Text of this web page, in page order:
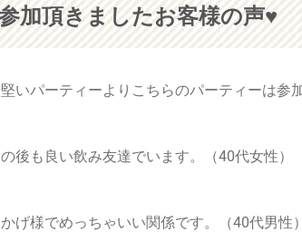
加頂きましたお客様の声♥
パーティーよりこちらのパーティーは参加
も良い飲み友達でいます。（40代女性）
様でめっちゃいい関係です。（40代男性）